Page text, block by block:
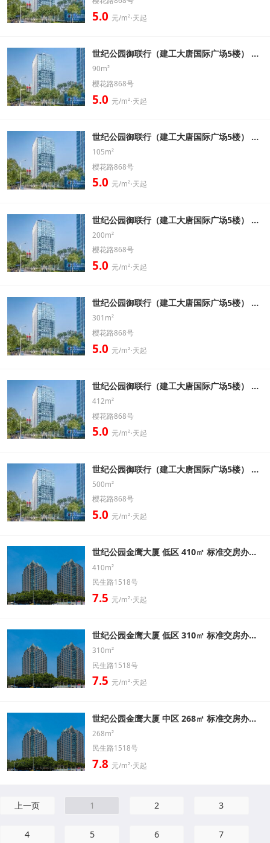
5.0 元/m²⋅天起
世纪公园御联行（建工大唐国际广场5楼） 低区 90㎡ 精装带家具办公室出租信息
90m²
樱花路868号
5.0 元/m²⋅天起
世纪公园御联行（建工大唐国际广场5楼） 中区 105㎡ 精装带家具办公室出租信息
105m²
樱花路868号
5.0 元/m²⋅天起
世纪公园御联行（建工大唐国际广场5楼） 低区 200㎡ 精装带家具办公室出租信息
200m²
樱花路868号
5.0 元/m²⋅天起
世纪公园御联行（建工大唐国际广场5楼） 高区 301㎡ 精装带家具办公室出租信息
301m²
樱花路868号
5.0 元/m²⋅天起
世纪公园御联行（建工大唐国际广场5楼） 低区 412㎡ 精装带家具办公室出租信息
412m²
樱花路868号
5.0 元/m²⋅天起
世纪公园御联行（建工大唐国际广场5楼） 低区 500㎡ 精装带家具办公室出租信息
500m²
樱花路868号
5.0 元/m²⋅天起
世纪公园金鹰大厦 低区 410㎡ 标准交房办公室出租信息
410m²
民生路1518号
7.5 元/m²⋅天起
世纪公园金鹰大厦 低区 310㎡ 标准交房办公室出租信息
310m²
民生路1518号
7.5 元/m²⋅天起
世纪公园金鹰大厦 中区 268㎡ 标准交房办公室出租信息
268m²
民生路1518号
7.8 元/m²⋅天起
上一页 1 2 3
4 5 6 7